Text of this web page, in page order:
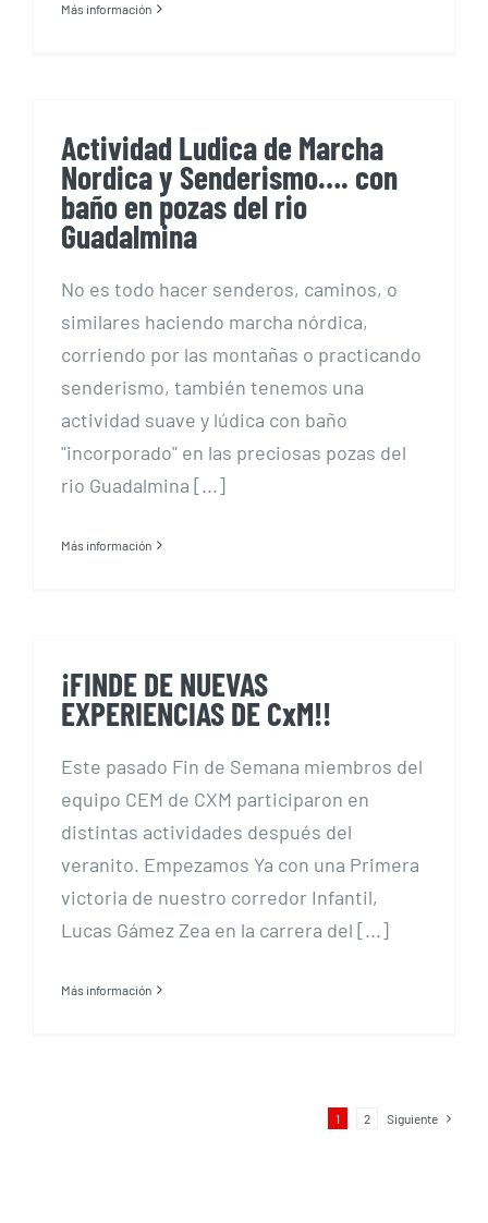
Más información
Actividad Ludica de Marcha
Nordica y Senderismo…. con
baño en pozas del rio
Guadalmina
No es todo hacer senderos, caminos, o
similares haciendo marcha nórdica,
corriendo por las montañas o practicando
senderismo, también tenemos una
actividad suave y lúdica con baño
"incorporado" en las preciosas pozas del
rio Guadalmina [...]
Más información
¡FINDE DE NUEVAS
EXPERIENCIAS DE CxM!!
Este pasado Fin de Semana miembros del
equipo CEM de CXM participaron en
distintas actividades después del
veranito. Empezamos Ya con una Primera
victoria de nuestro corredor Infantil,
Lucas Gámez Zea en la carrera del [...]
Más información
1 2 Siguiente